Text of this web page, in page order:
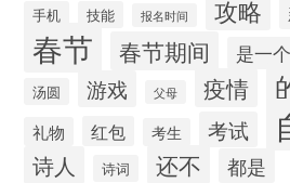
手机 技能 报名时间 攻略
春节 春节期间 是一个
汤圆 游戏 父母 疫情
礼物 红包 考生 考试
诗人 诗词 还不 都是